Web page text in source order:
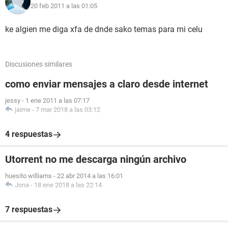
20 feb 2011 a las 01:05
ke algien me diga xfa de dnde sako temas para mi celu
Discusiones similares
como enviar mensajes a claro desde internet
jessy - 1 ene 2011 a las 07:17
jaime - 7 mar 2018 a las 03:12
4 respuestas
Utorrent no me descarga ningún archivo
huesito williams - 22 abr 2014 a las 16:01
Jona - 18 ene 2018 a las 22:14
7 respuestas